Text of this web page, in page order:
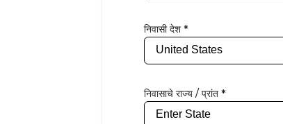
निवासी देश *
निवासाचे राज्य / प्रांत *